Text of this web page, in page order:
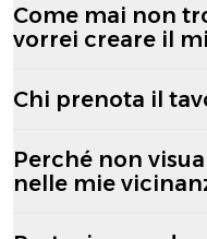
Come mai non
vorrei creare il
Chi prenota il
Perché non
nelle mie